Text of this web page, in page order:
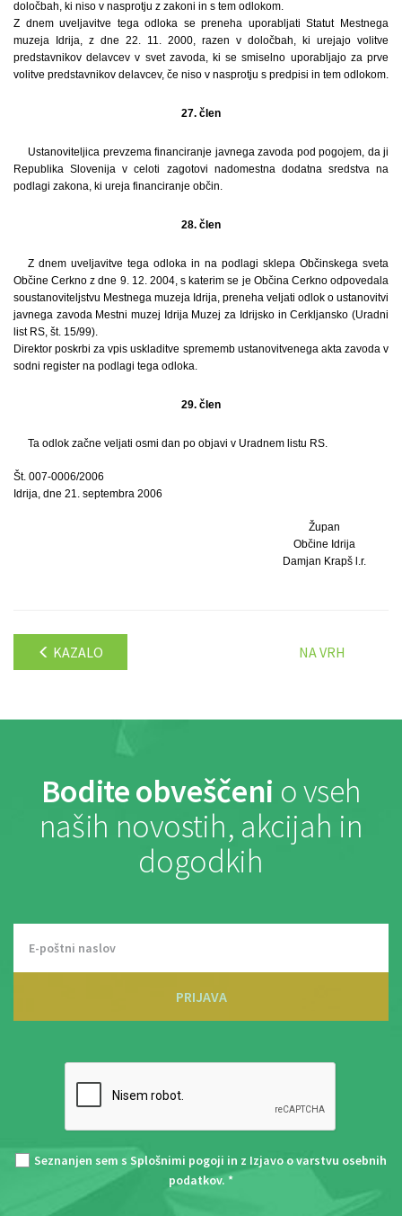
določbah, ki niso v nasprotju z zakoni in s tem odlokom.
Z dnem uveljavitve tega odloka se preneha uporabljati Statut Mestnega
muzeja Idrija, z dne 22. 11. 2000, razen v določbah, ki urejajo volitve
predstavnikov delavcev v svet zavoda, ki se smiselno uporabljajo za prve
volitve predstavnikov delavcev, če niso v nasprotju s predpisi in tem odlokom.
27. člen
Ustanoviteljica prevzema financiranje javnega zavoda pod pogojem, da ji
Republika Slovenija v celoti zagotovi nadomestna dodatna sredstva na
podlagi zakona, ki ureja financiranje občin.
28. člen
Z dnem uveljavitve tega odloka in na podlagi sklepa Občinskega sveta
Občine Cerkno z dne 9. 12. 2004, s katerim se je Občina Cerkno odpovedala
soustanoviteljstvu Mestnega muzeja Idrija, preneha veljati odlok o ustanovitvi
javnega zavoda Mestni muzej Idrija Muzej za Idrijsko in Cerkljansko (Uradni
list RS, št. 15/99).
Direktor poskrbi za vpis uskladitve sprememb ustanovitvenega akta zavoda v
sodni register na podlagi tega odloka.
29. člen
Ta odlok začne veljati osmi dan po objavi v Uradnem listu RS.
Št. 007-0006/2006
Idrija, dne 21. septembra 2006
Župan
Občine Idrija
Damjan Krapš l.r.
KAZALO NA VRH
Bodite obveščeni o vseh
naših novostih, akcijah in
dogodkih
PRIJAVA
Seznanjen sem s Splošnimi pogoji in z Izjavo o varstvu osebnih
podatkov. *